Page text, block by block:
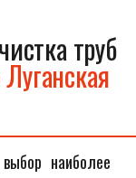
труб
наиболее